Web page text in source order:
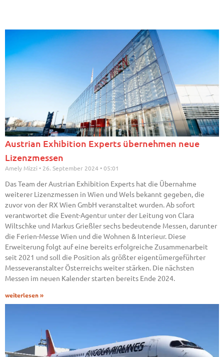
Austrian Exhibition Experts übernehmen neue
Lizenzmessen
Amely Mizzi 26. September 2024 05:01
Das Team der Austrian Exhibition Experts hat die Übernahme
weiterer Lizenzmessen in Wien und Wels bekannt gegeben, die
zuvor von der RX Wien GmbH veranstaltet wurden. Ab sofort
verantwortet die Event-Agentur unter der Leitung von Clara
Wiltschke und Markus Grießler sechs bedeutende Messen, darunter
die Ferien-Messe Wien und die Wohnen & Interieur. Diese
Erweiterung folgt auf eine bereits erfolgreiche Zusammenarbeit
seit 2021 und soll die Position als größter eigentümergeführter
Messeveranstalter Österreichs weiter stärken. Die nächsten
Messen im neuen Kalender starten bereits Ende 2024.
weiterlesen »